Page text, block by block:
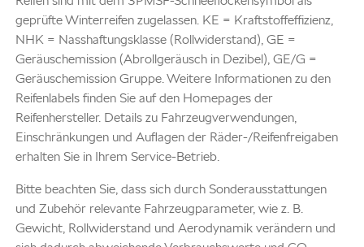
geprüfte Winterreifen zugelassen. KE = Kraftstoffeffizienz,
NHK = Nasshaftungsklasse (Rollwiderstand), GE =
Geräuschemission (Abrollgeräusch in Dezibel), GE/G =
Geräuschemission Gruppe. Weitere Informationen zu den
Reifenlabels finden Sie auf den Homepages der
Reifenhersteller. Details zu Fahrzeugverwendungen,
Einschränkungen und Auflagen der Räder-/Reifenfreigaben
erhalten Sie in Ihrem Service-Betrieb.
Bitte beachten Sie, dass sich durch Sonderausstattungen
und Zubehör relevante Fahrzeugparameter, wie z. B.
Gewicht, Rollwiderstand und Aerodynamik verändern und